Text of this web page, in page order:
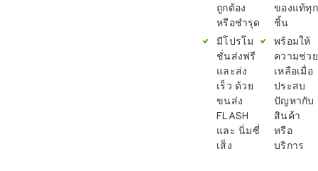
ถูกต้อง
หรือชำรุด
มีโปรโม
ชั่นส่งฟรี
และส่ง
เร็ว ด้วย
ขนส่ง
FLASH
และ นิ่มซี่
เส็ง
ของแท้ทุก
ชิ้น
พร้อมให้
ความช่วย
เหลือเมื่อ
ประสบ
ปัญหากับ
สินค้า
หรือ
บริการ